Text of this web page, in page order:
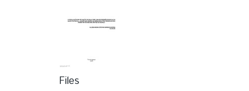
Files